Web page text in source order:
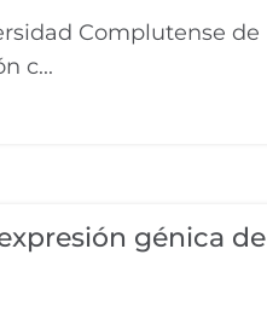
Complutense de
c...
génica de